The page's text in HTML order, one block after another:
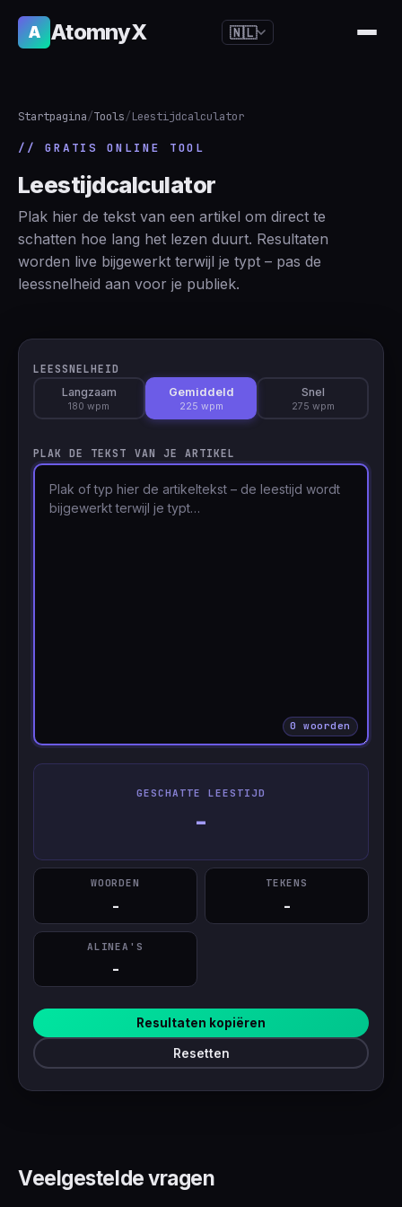
A AtomnyX 🇳🇱
🇯🇵日本語
🇷🇺Русский
Nederlands
Startpagina/Tools/Leestijdcalculator
// GRATIS ONLINE TOOL
Leestijdcalculator
Plak hier de tekst van een artikel om direct te
schatten hoe lang het lezen duurt. Resultaten
worden live bijgewerkt terwijl je typt – pas de
leessnelheid aan voor je publiek.
LEESSNELHEID
Langzaam
180 wpm
Gemiddeld
225 wpm
Snel
275 wpm
PLAK DE TEKST VAN JE ARTIKEL
0 woorden
GESCHATTE LEESTIJD
-
WOORDEN
-
TEKENS
-
ALINEA'S
-
Resetten
Resultaten kopiëren
Veelgestelde vragen